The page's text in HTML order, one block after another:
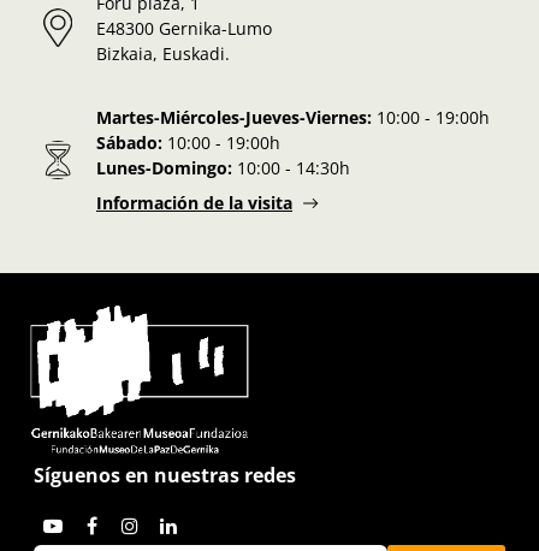
E48300 Gernika-Lumo
Bizkaia, Euskadi.
Martes-Miércoles-Jueves-Viernes: 10:00 - 19:00h
Sábado: 10:00 - 19:00h
Lunes-Domingo: 10:00 - 14:30h
Información de la visita
Síguenos en nuestras redes